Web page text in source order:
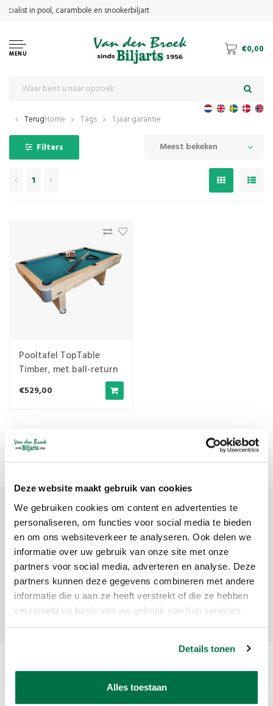
Deze website maakt gebruik van cookies
We gebruiken cookies om content en advertenties te
personaliseren, om functies voor social media te bieden
en om ons websiteverkeer te analyseren. Ook delen we
informatie over uw gebruik van onze site met onze
partners voor social media, adverteren en analyse. Deze
partners kunnen deze gegevens combineren met andere
informatie die u aan ze heeft verstrekt of die ze hebben
verzameld op basis van uw gebruik van hun services.
Details tonen
Alles toestaan
MENU €0,00
TerugHome Tags 1 jaar garantie
Filters Meest bekeken
1
Pooltafel TopTable
Timber, met ball-return
€529,00
Meest bekeken 1
Meld je aan voor onze nieuwsbrief
Ontvang de laatste updates, nieuws en aanbiedingen via email
Abonneer